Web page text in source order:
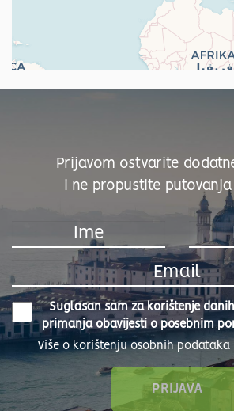
Prijavom ostvarite
i ne propustite putovanja
Suglasan sam za korištenje
primanja obavijesti o posebnim
Više o korištenju osobnih